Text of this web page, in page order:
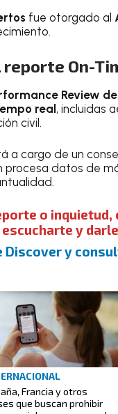
fue otorgado al
reporte On-
Review
real, incluidas
civil.
a cargo de un
procesa datos de
o inquietud,
escucharte y
Discover y
Francia y otros
que buscan prohibir